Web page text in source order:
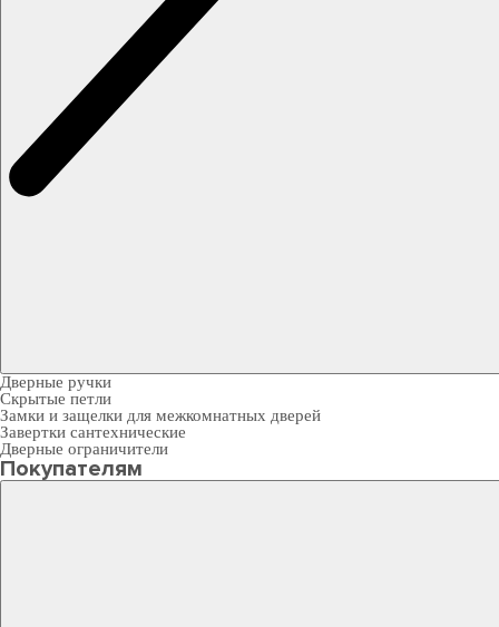
Дверные ручки
Скрытые петли
Замки и защелки для межкомнатных дверей
Завертки сантехнические
Дверные ограничители
Покупателям